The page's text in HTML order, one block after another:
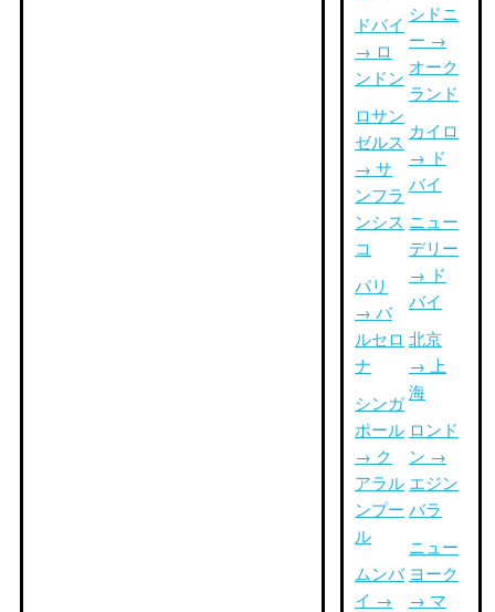
ドバイ
→ ロ
ンドン
ロサン
ゼルス
→ サ
ンフラ
ンシス
コ
パリ
→ バ
ルセロ
ナ
シンガ
ポール
→ ク
アラル
ンプー
ル
ムンバ
イ →
シドニ
ー →
オーク
ランド
カイロ
→ ド
バイ
ニュー
デリー
→ ド
バイ
北京
→ 上
海
ロンド
ン →
エジン
バラ
ニュー
ヨーク
→ マ